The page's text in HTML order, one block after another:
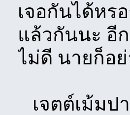
เจอกันได้หร
แล้วกันนะ อี
ไม่ดี นายก็อ
เจตต์เม้มป